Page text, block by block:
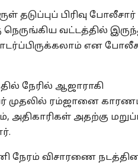
பிரிவு
வட்டத்தில்
என
நேரில் ஆஜாராகி
முதலில் ரம்ஜானை
அதற்கு
நேரம் விசாரணை